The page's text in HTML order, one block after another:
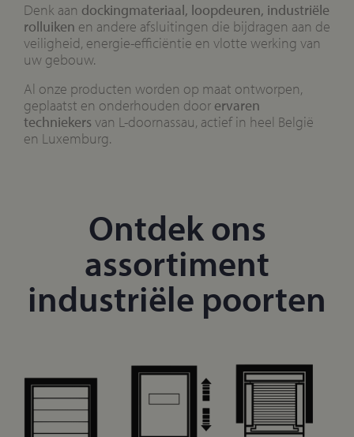
Denk aan dockingmateriaal, loopdeuren, industriële
rolluiken en andere afsluitingen die bijdragen aan de
veiligheid, energie-efficiëntie en vlotte werking van
uw gebouw.
Al onze producten worden op maat ontworpen,
geplaatst en onderhouden door ervaren
techniekers van L-doornassau, actief in heel België
en Luxemburg.
Ontdek ons
assortiment
industriële poorten​